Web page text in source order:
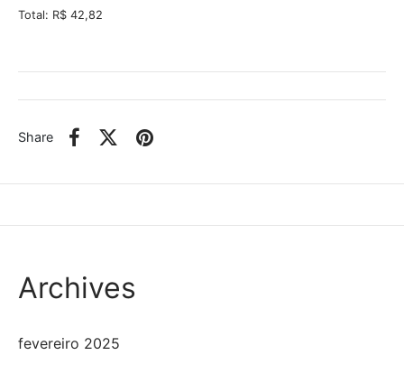
Total: R$ 42,82
Share
Archives
fevereiro 2025